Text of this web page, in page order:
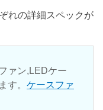
れの詳細スペックが
ァン,LEDケー
す。 ケースファ